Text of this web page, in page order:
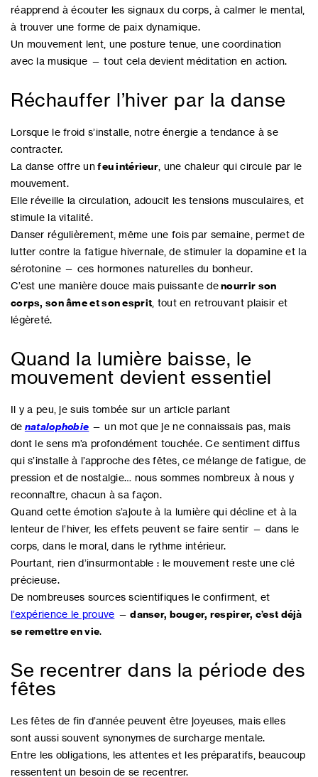
réapprend à écouter les signaux du corps, à calmer le mental,
à trouver une forme de paix dynamique.
Un mouvement lent, une posture tenue, une coordination
avec la musique — tout cela devient méditation en action.
Réchauffer l’hiver par la danse
Lorsque le froid s’installe, notre énergie a tendance à se
contracter.
La danse offre unfeu intérieur , une chaleur qui circule par le
mouvement.
Elle réveille la circulation, adoucit les tensions musculaires, et
stimule la vitalité.
Danser régulièrement, même une fois par semaine, permet de
lutter contre la fatigue hivernale, de stimuler la dopamine et la
sérotonine — ces hormones naturelles du bonheur.
C’est une manière douce mais puissante denourrir son
corps, son âme et son esprit , tout en retrouvant plaisir et
légèreté.
Quand la lumière baisse, le
mouvement devient essentiel
Il y a peu, je suis tombée sur un article parlant
de natalophobie — un mot que je ne connaissais pas, mais
dont le sens m’a profondément touchée. Ce sentiment diffus
qui s’installe à l’approche des fêtes, ce mélange de fatigue, de
pression et de nostalgie… nous sommes nombreux à nous y
reconnaître, chacun à sa façon.
Quand cette émotion s’ajoute à la lumière qui décline et à la
lenteur de l’hiver, les effets peuvent se faire sentir — dans le
corps, dans le moral, dans le rythme intérieur.
Pourtant, rien d’insurmontable : le mouvement reste une clé
précieuse.
De nombreuses sources scientifiques le confirment, et
l’expérience le prouve —danser, bouger, respirer, c’est déjà
se remettre en vie.
Se recentrer dans la période des
fêtes
Les fêtes de fin d’année peuvent être joyeuses, mais elles
sont aussi souvent synonymes de surcharge mentale.
Entre les obligations, les attentes et les préparatifs, beaucoup
ressentent un besoin de se recentrer.